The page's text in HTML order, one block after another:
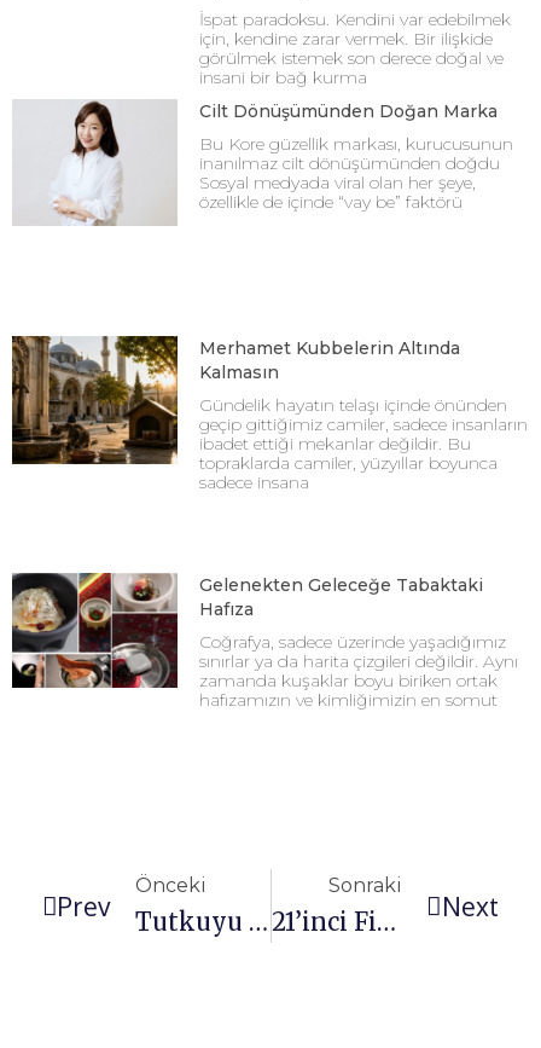
İspat paradoksu. Kendini var edebilmek
için, kendine zarar vermek. Bir ilişkide
görülmek istemek son derece doğal ve
insani bir bağ kurma
Cilt Dönüşümünden Doğan Marka
Bu Kore güzellik markası, kurucusunun
inanılmaz cilt dönüşümünden doğdu
Sosyal medyada viral olan her şeye,
özellikle de içinde “vay be” faktörü
Merhamet Kubbelerin Altında
Kalmasın
Gündelik hayatın telaşı içinde önünden
geçip gittiğimiz camiler, sadece insanların
ibadet ettiği mekanlar değildir. Bu
topraklarda camiler, yüzyıllar boyunca
sadece insana
Gelenekten Geleceğe Tabaktaki
Hafıza
Coğrafya, sadece üzerinde yaşadığımız
sınırlar ya da harita çizgileri değildir. Aynı
zamanda kuşaklar boyu biriken ortak
hafızamızın ve kimliğimizin en somut
Prev
Önceki
Tutkuyu bize çocukken öğrettiler
Sonraki
21’inci Filmekimi başlıyor Next